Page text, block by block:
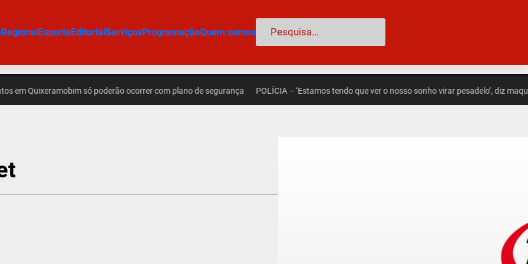
RegionalEsporteEditorialServiçosProgramaçãoQuem somos Pesquisar
só poderão ocorrer com plano de segurança POLÍCIA – ‘Estamos tendo que ver o nosso sonho virar pesadelo’, diz